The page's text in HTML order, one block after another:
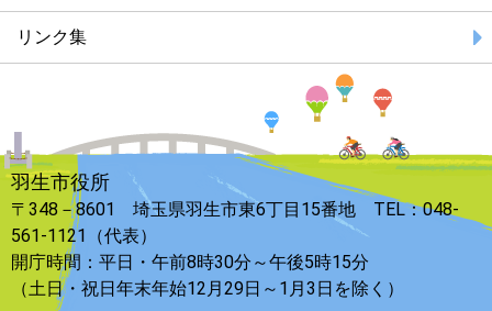
リンク集
羽生市役所
〒348－8601 埼玉県羽生市東6丁目15番地 TEL：048-
561-1121（代表）
開庁時間：平日・午前8時30分～午後5時15分
（土日・祝日年末年始12月29日～1月3日を除く）